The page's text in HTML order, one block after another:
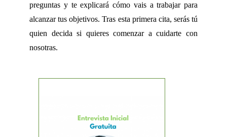
preguntas y te explicará cómo vais a trabajar para
alcanzar tus objetivos. Tras esta primera cita, serás tú
quien decida si quieres comenzar a cuidarte con
nosotras.